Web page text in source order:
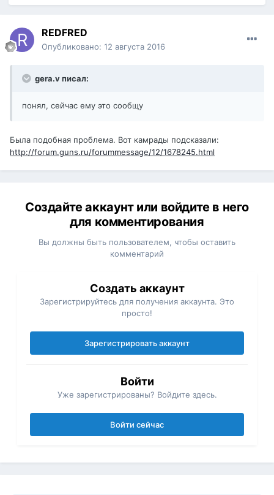
REDFRED
Опубликовано: 12 августа 2016
gera.v писал:
понял, сейчас ему это сообщу
Была подобная проблема. Вот камрады подсказали:
http://forum.guns.ru/forummessage/12/1678245.html
Создайте аккаунт или войдите в него
для комментирования
Вы должны быть пользователем, чтобы оставить
комментарий
Создать аккаунт
Зарегистрируйтесь для получения аккаунта. Это
просто!
Зарегистрировать аккаунт
Войти
Уже зарегистрированы? Войдите здесь.
Войти сейчас